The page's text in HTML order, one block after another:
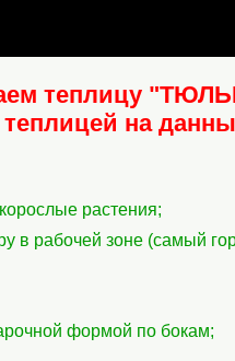
теплицу
теплицей на
растения;
в рабочей зоне (самый
формой по бокам;